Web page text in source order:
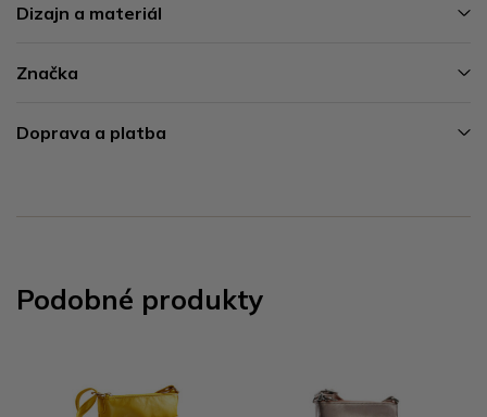
Dizajn a materiál
Značka
Doprava a platba
Podobné produkty